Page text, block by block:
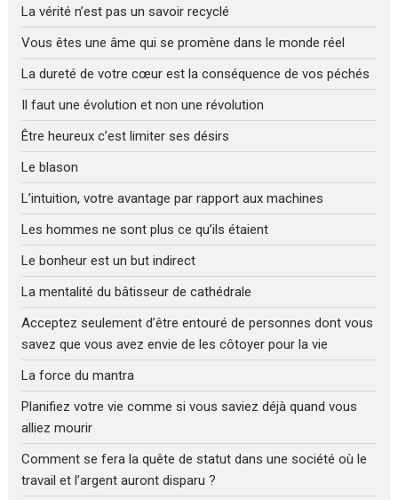
La vérité n’est pas un savoir recyclé
Vous êtes une âme qui se promène dans le monde réel
La dureté de votre cœur est la conséquence de vos péchés
Il faut une évolution et non une révolution
Être heureux c’est limiter ses désirs
Le blason
L’intuition, votre avantage par rapport aux machines
Les hommes ne sont plus ce qu’ils étaient
Le bonheur est un but indirect
La mentalité du bâtisseur de cathédrale
Acceptez seulement d’être entouré de personnes dont vous
savez que vous avez envie de les côtoyer pour la vie
La force du mantra
Planifiez votre vie comme si vous saviez déjà quand vous
alliez mourir
Comment se fera la quête de statut dans une société où le
travail et l’argent auront disparu ?